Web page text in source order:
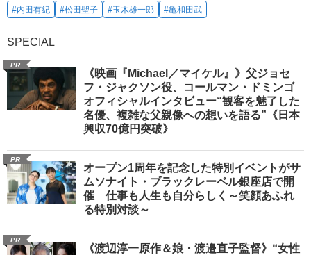
#内田有紀
#松田聖子 #玉木雄一郎 #亀和田武
SPECIAL
PR
《映画『Michael／マイケル』》父ジョセ
フ・ジャクソン役、コールマン・ドミンゴ
オフィシャルインタビュー“観客を魅了した
名優、複雑な父親像への想いを語る”《日本
興収70億円突破》
PR
オープン1周年を記念した特別イベントがサ
ムソナイト・ブラックレーベル銀座店で開
催 仕事も人生も自分らしく～笑顔あふれ
る特別対談～
PR
《渡辺淳一原作＆娘・渡邉直子監督》“女性